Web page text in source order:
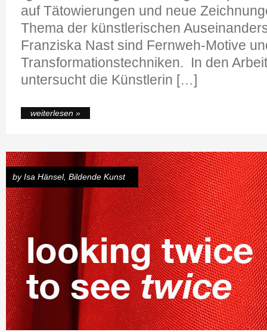
auf Tätowierungen und neue
Thema der künstlerischen
Franziska Nast sind Fernweh-Motive
Transformationstechniken. In den
untersucht die Künstlerin […]
weiterlesen »
by Isa Hänsel, Bildende Kunst